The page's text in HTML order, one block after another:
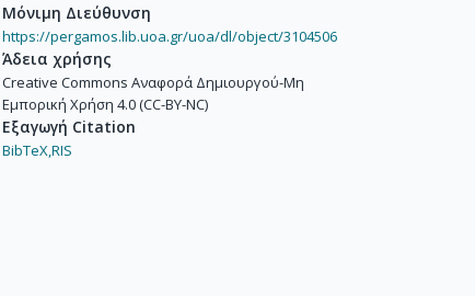
Μόνιμη Διεύθυνση
https://pergamos.lib.uoa.gr/uoa/dl/object/3104506
Άδεια χρήσης
Creative Commons Αναφορά Δημιουργού-Μη
Εμπορική Χρήση 4.0 (CC-BY-NC)
Εξαγωγή Citation
BibTeX,RIS